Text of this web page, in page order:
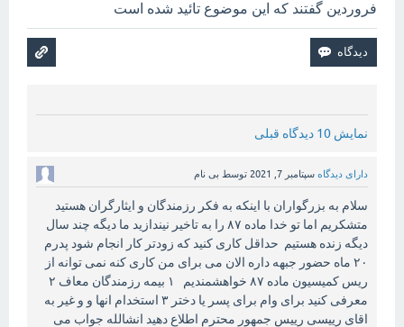
فروردین گفتند که این موضوع تائید شده است
نمایش 10 دیدگاه قبلی
دارای دیدگاه سپتامبر 7, 2021 توسط بی نام
سلام به بزرگواران با اینکه به فکر رزمندگان و ایثارگران هستید
متشکریم اما تو خدا ماده ۸۷ را به تاخیر نیندازید ما دیگه چند سال
دیگه زنده هستیم حداقل کاری کنید که زودتر کار انجام شود پدرم
۲۰ ماه حضور جبهه داره الان می برای من کاری کنه نمی توانه از
ریس کمیسیون ماده ۸۷ خواهشمندیم ۱ بیمه رزمندگان معاف ۲
معرفی کنید برای وام برای پسر یا دختر ۳ استخدام انها و و غیر به
اقای رییسی رییس جمهور محترم اطلاع دهید انشالله جواب می